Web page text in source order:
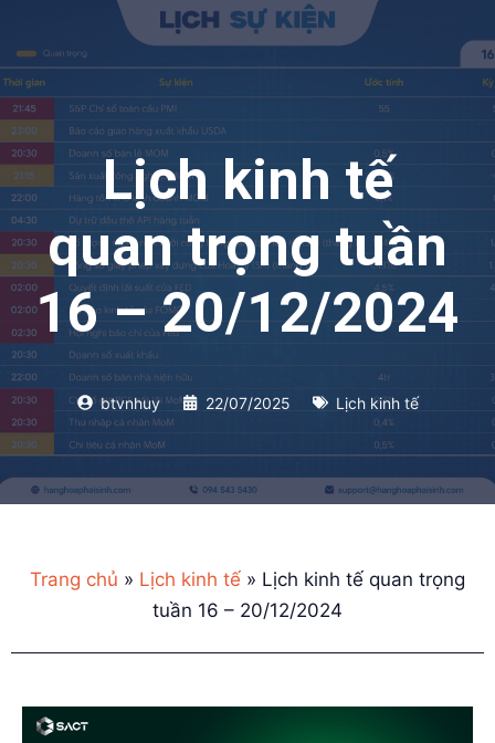
Lịch kinh tế
quan trọng tuần
16 – 20/12/2024
btvnhuy 22/07/2025 Lịch kinh tế
Trang chủ » Lịch kinh tế » Lịch kinh tế quan trọng
tuần 16 – 20/12/2024